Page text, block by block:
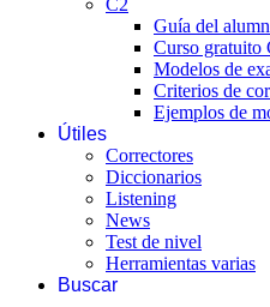
C2
Guía del
Curso gratuito
Modelos de
Criterios de
Ejemplos de
Útiles
Correctores
Diccionarios
Listening
News
Test de nivel
Herramientas varias
Buscar